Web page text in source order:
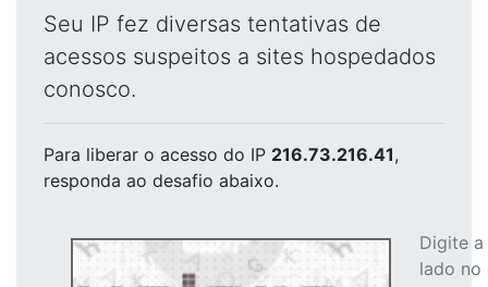
Seu IP fez diversas tentativas de
acessos suspeitos a sites hospedados
conosco.
Para liberar o acesso do IP 216.73.216.41,
responda ao desafio abaixo.
Digite
lado no